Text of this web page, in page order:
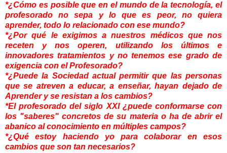
*¿Cómo es posible que en el mundo de la tecnología, el
profesorado no sepa y lo que es peor, no quiera
aprender, todo lo relacionado con ese mundo?
*¿Por qué le exigimos a nuestros médicos que nos
receten y nos operen, utilizando los últimos e
innovadores tratamientos y no tenemos ese grado de
exigencia con el Profesorado?
*¿Puede la Sociedad actual permitir que las personas
que se atreven a educar, a enseñar, hayan dejado de
Aprender y se resistan a los cambios?
*El profesorado del siglo XXI ¿puede conformarse con
los "saberes" concretos de su materia o ha de abrir el
abanico al conocimiento en múltiples campos?
*¿Qué estoy haciendo yo para colaborar en esos
cambios que son tan necesarios?